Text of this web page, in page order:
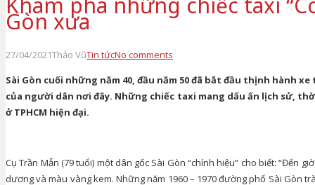
Gòn xưa
27/04/2021Thảo VũTin tứcNo comments
Sài Gòn cuối những năm 40, đầu năm 50 đã bắt đầu thịnh hành
của người dân nơi đây. Những chiếc taxi mang dấu ấn lịch sử,
ở TPHCM hiện đại.
Cụ Trần Mẫn (79 tuổi) một dân gốc Sài Gòn “chính hiệu” cho biết: “Đến
dương và màu vàng kem. Những năm 1960 – 1970 đường phố Sài Gòn